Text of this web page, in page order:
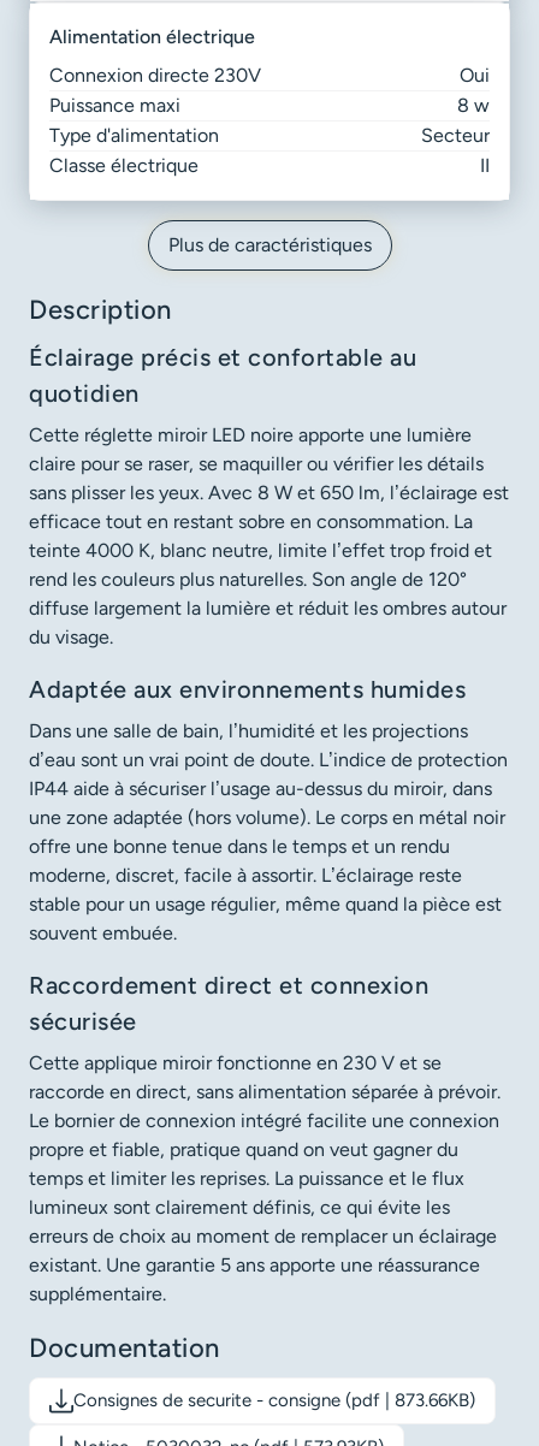
alimentation électrique
Connexion directe 230V
Oui
Puissance maxi
8 w
Type d'alimentation
Secteur
Classe électrique
II
Plus de caractéristiques
Description
Éclairage précis et confortable au
quotidien
Cette réglette miroir LED noire apporte une lumière
claire pour se raser, se maquiller ou vérifier les détails
sans plisser les yeux. Avec 8 W et 650 lm, l’éclairage est
efficace tout en restant sobre en consommation. La
teinte 4000 K, blanc neutre, limite l’effet trop froid et
rend les couleurs plus naturelles. Son angle de 120°
diffuse largement la lumière et réduit les ombres autour
du visage.
Adaptée aux environnements humides
Dans une salle de bain, l’humidité et les projections
d’eau sont un vrai point de doute. L’indice de protection
IP44 aide à sécuriser l’usage au-dessus du miroir, dans
une zone adaptée (hors volume). Le corps en métal noir
offre une bonne tenue dans le temps et un rendu
moderne, discret, facile à assortir. L’éclairage reste
stable pour un usage régulier, même quand la pièce est
souvent embuée.
Raccordement direct et connexion
sécurisée
Cette applique miroir fonctionne en 230 V et se
raccorde en direct, sans alimentation séparée à prévoir.
Le bornier de connexion intégré facilite une connexion
propre et fiable, pratique quand on veut gagner du
temps et limiter les reprises. La puissance et le flux
lumineux sont clairement définis, ce qui évite les
erreurs de choix au moment de remplacer un éclairage
existant. Une garantie 5 ans apporte une réassurance
supplémentaire.
Documentation
Consignes de securite - consigne (pdf | 873.66KB)
Télécharger le document: Consignes de securite - consigne